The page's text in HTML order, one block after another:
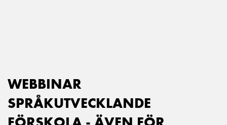
WEBBINAR
SPRÅKUTVECKLANDE